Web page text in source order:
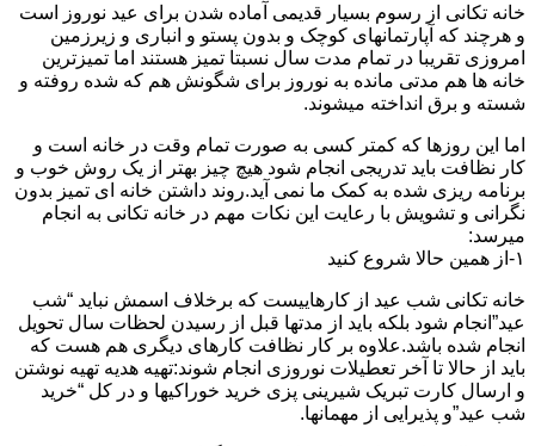
خانه تکانی از رسوم بسیار قدیمی آماده شدن برای عید نوروز است
و هرچند که آپارتمانهای کوچک و بدون پستو و انباری و زیرزمین
امروزی تقریبا در تمام مدت سال نسبتا تمیز هستند اما تمیزترین
خانه ها هم مدتی مانده به نوروز برای شگونش هم که شده روفته و
شسته و برق انداخته میشوند.
اما این روزها که کمتر کسی به صورت تمام وقت در خانه است و
کار نظافت باید تدریجی انجام شود هیچ چیز بهتر از یک روش خوب و
برنامه ریزی شده به کمک ما نمی آید.روند داشتن خانه ای تمیز بدون
نگرانی و تشویش با رعایت این نکات مهم در خانه تکانی به انجام
میرسد:
۱-از همین حالا شروع کنید
خانه تکانی شب عید از کارهاییست که برخلاف اسمش نباید “شب
عید”انجام شود بلکه باید از مدتها قبل از رسیدن لحظات سال تحویل
انجام شده باشد.علاوه بر کار نظافت کارهای دیگری هم هست که
باید از حالا تا آخر تعطیلات نوروزی انجام شوند:تهیه هدیه تهیه نوشتن
و ارسال کارت تبریک شیرینی پزی خرید خوراکیها و در کل “خرید
شب عید”و پذیرایی از مهمانها.